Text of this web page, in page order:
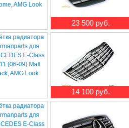
AMG Look
23 500 руб.
радиатора
для
E-Class
(06-09) Matt
AMG Look
14 100 руб.
радиатора
для
E-Class